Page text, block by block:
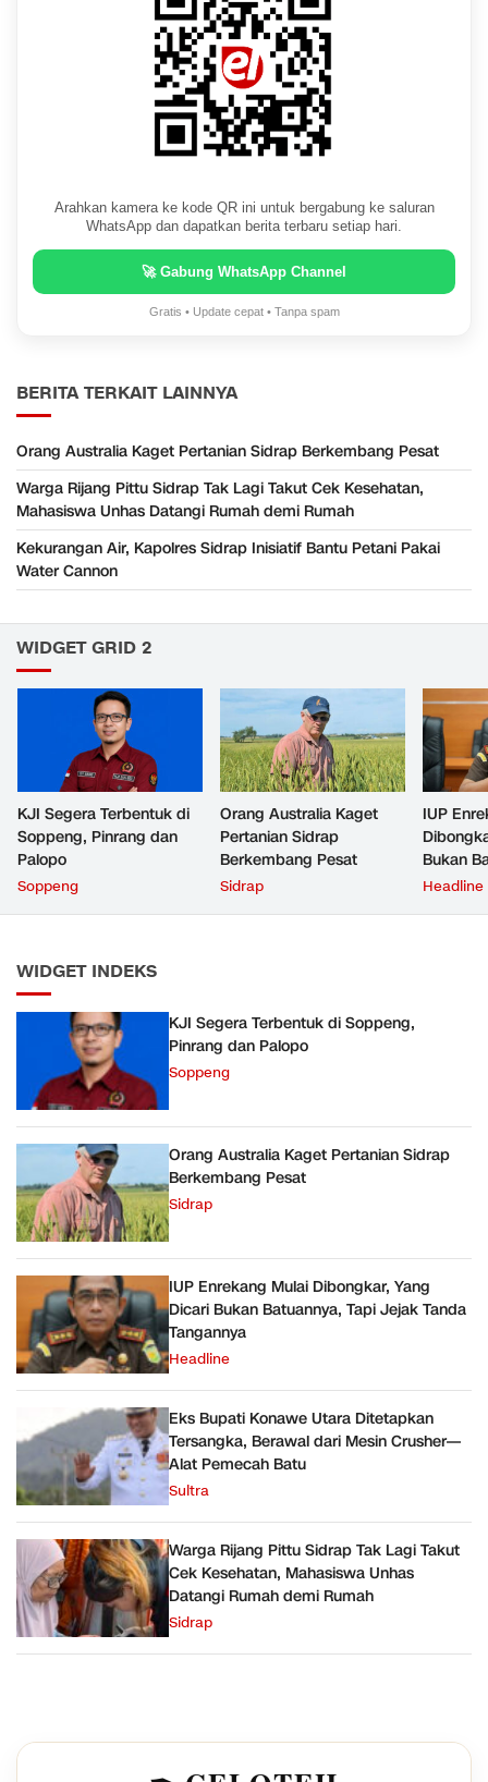
Arahkan kamera ke kode QR ini untuk bergabung ke saluran
WhatsApp dan dapatkan berita terbaru setiap hari.
🚀 Gabung WhatsApp Channel
Gratis • Update cepat • Tanpa spam
BERITA TERKAIT LAINNYA
Orang Australia Kaget Pertanian Sidrap Berkembang Pesat
Warga Rijang Pittu Sidrap Tak Lagi Takut Cek Kesehatan,
Mahasiswa Unhas Datangi Rumah demi Rumah
Kekurangan Air, Kapolres Sidrap Inisiatif Bantu Petani Pakai
Water Cannon
WIDGET GRID 2
KJI Segera Terbentuk di
Soppeng, Pinrang dan
Palopo
Soppeng
Orang Australia Kaget
Pertanian Sidrap
Berkembang Pesat
Sidrap
IUP
Bukan
Jejak
Headline
WIDGET INDEKS
KJI Segera Terbentuk di Soppeng,
Pinrang dan Palopo
Soppeng
Orang Australia Kaget Pertanian Sidrap
Berkembang Pesat
Sidrap
IUP Enrekang Mulai Dibongkar, Yang
Dicari Bukan Batuannya, Tapi Jejak Tanda
Tangannya
Headline
Eks Bupati Konawe Utara Ditetapkan
Tersangka, Berawal dari Mesin Crusher—
Alat Pemecah Batu
Sultra
Warga Rijang Pittu Sidrap Tak Lagi Takut
Cek Kesehatan, Mahasiswa Unhas
Datangi Rumah demi Rumah
Sidrap